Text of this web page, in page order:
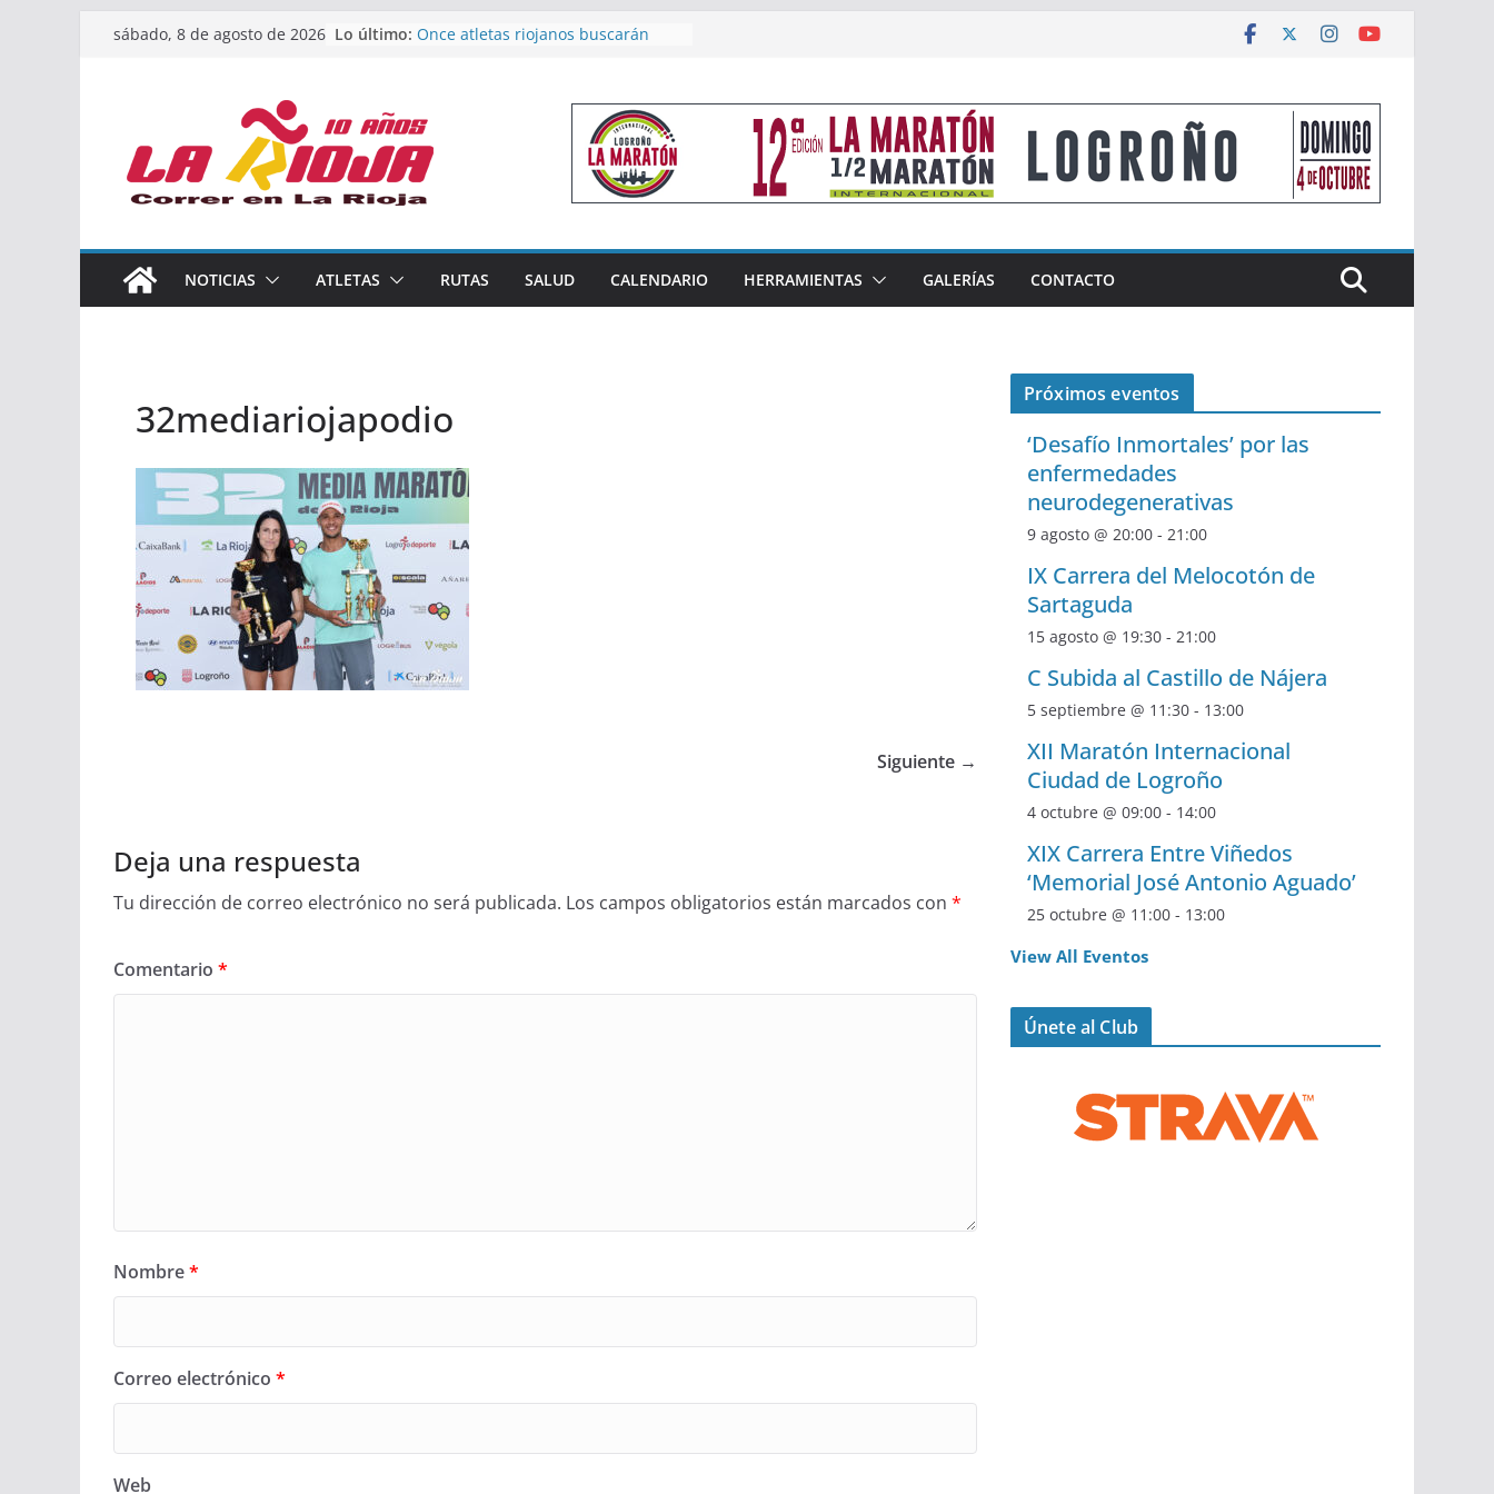
Saltarsábado, 8 de agosto de 2026 Lo último: Once atletas riojanos buscarán
Un bronce en 4×400 y tres puestos
de finalista cierran la participación
riojana en en Nacional de Málaga
El equipo femenino del Tritones
Rioja alcanza el podio nacional de
Acuatlón en Calahorra
España absoluto en Disco
Calahorra acoge este fin de semana
NOTICIAS ATLETAS RUTAS SALUD CALENDARIO HERRAMIENTAS GALERÍAS CONTACTO
32mediariojapodio
Siguiente →
Deja una respuesta
Tu dirección de correo electrónico no será publicada. Los campos obligatorios están marcados con *
Comentario *
Nombre*
Correo electrónico *
Web
Próximos eventos
‘Desafío Inmortales’ por las
enfermedades
neurodegenerativas
9 agosto @ 20:00 - 21:00
IX Carrera del Melocotón de
Sartaguda
15 agosto @ 19:30 - 21:00
C Subida al Castillo de Nájera
5 septiembre @ 11:30 - 13:00
XII Maratón Internacional
Ciudad de Logroño
4 octubre @ 09:00 - 14:00
XIX Carrera Entre Viñedos
‘Memorial José Antonio Aguado’
25 octubre @ 11:00 - 13:00
View All Eventos
Únete al Club